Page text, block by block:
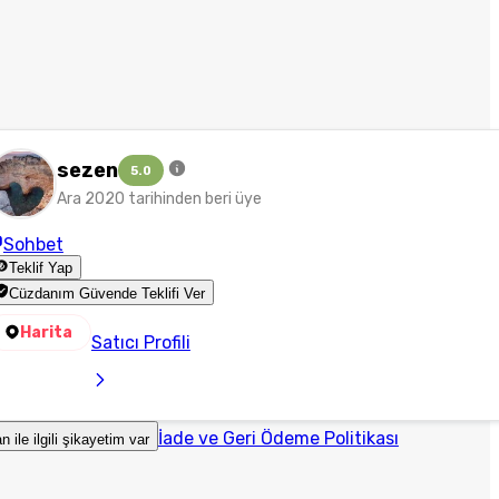
sezen 5.0
Ara 2020 tarihinden beri üye
Sohbet
Teklif Yap
Cüzdanım Güvende Teklifi Ver
Harita Satıcı Profili
ile ilgili şikayetim var İade ve Geri Ödeme Politikası